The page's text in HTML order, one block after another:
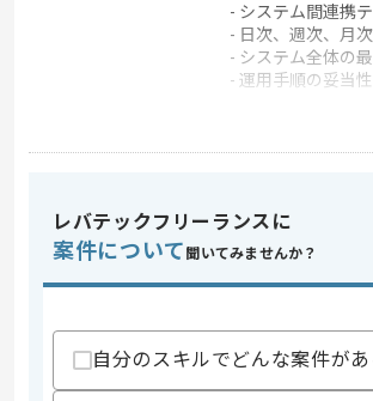
- システム間連携
- 日次、週次、月
- システム全体の
- 運用手順の妥当
特徴
スキル
・テストチームの
・作業や基幹系シ
レバテックフリーランスに
案件について 聞いてみませんか？
自分のスキルでどんな案件があ